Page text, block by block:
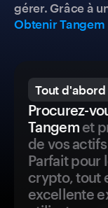
gérer. Grâce à
Obtenir Tangem
Tout d'abord
Procurez-
Tangemet
de vos
Parfait pour
crypto, tout
excellente